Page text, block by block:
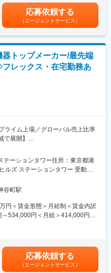
では5万点以上の製品を160以上の
療機器メーカーです。「医療を通
業理念のもと、次の100年に向け
月）、グローバル売上比率77％、
ローバル総合医療機器メーカー
過去最高の売上収益・営業利益・
1兆円規模も目前に迫っていま
る事業拡大が見込まれるペリフェ
る血管内イメージング市場の中の
静脈疾患向けデバイスを担います
ョナルラジオロジー）領域
貢献できる仕事です。日欧米を始
ローバルHQとして担うことで、
グスキルはもちろん、マルチカル
ン能力・折衝能力も高めること
ームで構成されています。
り、20～60代の幅広い年齢層が
定など、日々の就業時間の管理を
を推進。
。■賞与あり（年2回）■昇給・昇
～主任職賃金はあくまでも目安の
する可能性があります。月給(月額)
応募依頼する
（エージェントサービス）
トップメーカー/最先端
レックス・在宅勤務あ
ライム上場／グローバル売上比率
展開】
や血圧計から、病院用の体温
には、専用のディスポーザブル製
による血管断面画像装置や人工心
機器）に関する幅広い製品ライ
もグローバルに拡大することが見
許業務を任せることのできる人材
内外特許出願・権利化業務、特許
開発に対するアドバイス）
テーションタワー住所：東京都港
ルズ ステーションタワー 受動喫
り変更の範囲：会社の定める事業
谷町駅
円＜賃金形態＞月給制＜賃金内訳
534,000円＜月給＞414,000円～
て上下する可能性があります。月
です。
応募依頼する
（エージェントサービス）